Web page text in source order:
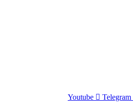
Youtube Telegram